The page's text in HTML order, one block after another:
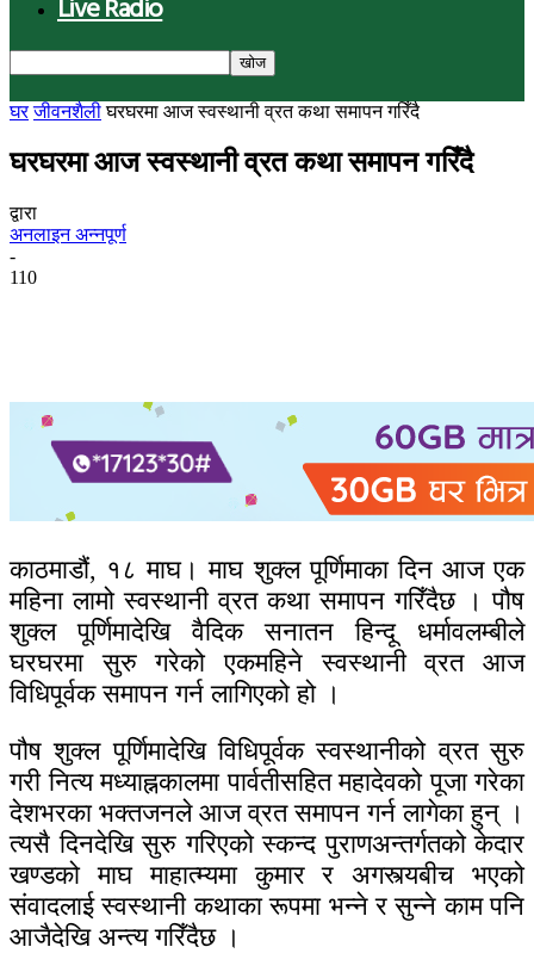
Live Radio
घर जीवनशैली घरघरमा आज स्वस्थानी व्रत कथा समापन गरिँदै
घरघरमा आज स्वस्थानी व्रत कथा समापन गरिँदै
द्वारा
अनलाइन अन्नपूर्ण
-
110
काठमाडौं, १८ माघ। माघ शुक्ल पूर्णिमाका दिन आज एक
महिना लामो स्वस्थानी व्रत कथा समापन गरिँदैछ । पौष
शुक्ल पूर्णिमादेखि वैदिक सनातन हिन्दू धर्मावलम्बीले
घरघरमा सुरु गरेको एकमहिने स्वस्थानी व्रत आज
विधिपूर्वक समापन गर्न लागिएको हो ।
पौष शुक्ल पूर्णिमादेखि विधिपूर्वक स्वस्थानीको व्रत सुरु
गरी नित्य मध्याह्नकालमा पार्वतीसहित महादेवको पूजा गरेका
देशभरका भक्तजनले आज व्रत समापन गर्न लागेका हुन् ।
त्यसै दिनदेखि सुरु गरिएको स्कन्द पुराणअन्तर्गतको केदार
खण्डको माघ माहात्म्यमा कुमार र अगस्त्यबीच भएको
संवादलाई स्वस्थानी कथाका रूपमा भन्ने र सुन्ने काम पनि
आजैदेखि अन्त्य गरिँदैछ ।